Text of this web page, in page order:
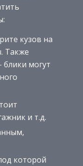
кузов на
Также
могут
и т.д.
которой